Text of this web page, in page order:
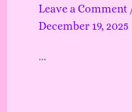
Leave a Comment
December 19, 2025
…